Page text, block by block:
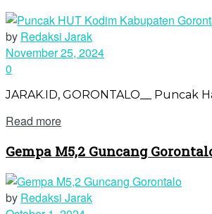
by Redaksi Jarak
November 25, 2024
0
JARAK.ID, GORONTALO__ Puncak
Read more
Gempa M5,2 Guncang
by Redaksi Jarak